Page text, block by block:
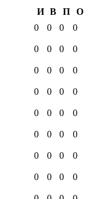
И В П
О
0 0 0 0
0 0 0 0
0 0 0 0
0 0 0 0
0 0 0 0
0 0 0 0
0 0 0 0
0 0 0 0